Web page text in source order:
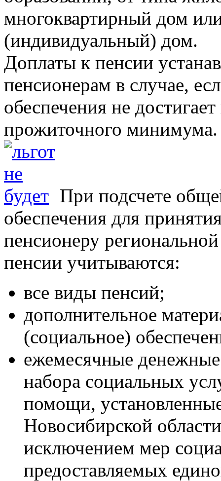
многоквартирный дом
(индивидуальный) дом.
Доплаты к пенсии
пенсионерам в случае,
обеспечения не
прожиточного минимума.
При подсчете
обеспечения для
пенсионеру
пенсии учитываются:
все виды пенсий;
дополнительное
(социальное)
ежемесячные
набора социальных
помощи,
Новосибирской
исключением мер
предоставляемых